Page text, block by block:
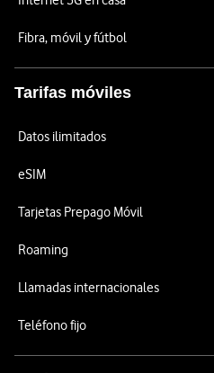
Fibra, móvil y fútbol
Tarifas móviles
Datos ilimitados
eSIM
Tarjetas Prepago Móvil
Roaming
Llamadas internacionales
Teléfono fijo